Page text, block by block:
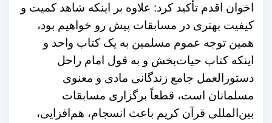
اخوان اقدم تأکید کرد: علاوه بر اینکه شاهد کمیت و
کیفیت بهتری در مسابقات پیش رو خواهیم بود،
همین توجه عموم مسلمین به یک کتاب واحد و
اینکه کتاب حیات‌بخش و به قول امام راحل
دستورالعمل جامع زندگانی مادی و معنوی
مسلمانان است، قطعاً برگزاری مسابقات
بین‌المللی قرآن کریم باعث انسجام، هم‌افزایی،